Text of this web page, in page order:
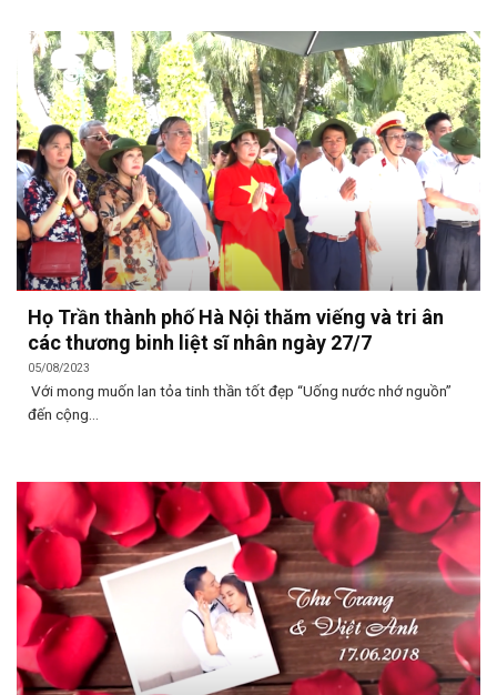
Họ Trần thành phố Hà Nội thăm viếng và tri ân
các thương binh liệt sĩ nhân ngày 27/7
05/08/2023
Với mong muốn lan tỏa tinh thần tốt đẹp “Uống nước nhớ nguồn”
đến cộng...